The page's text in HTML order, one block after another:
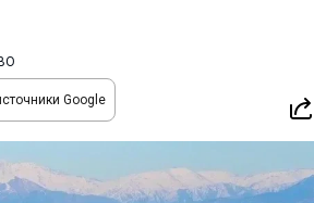
Google